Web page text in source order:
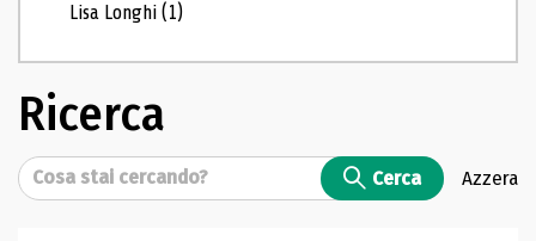
Lisa Longhi(1)
Ricerca
Cerca Cerca Azzera